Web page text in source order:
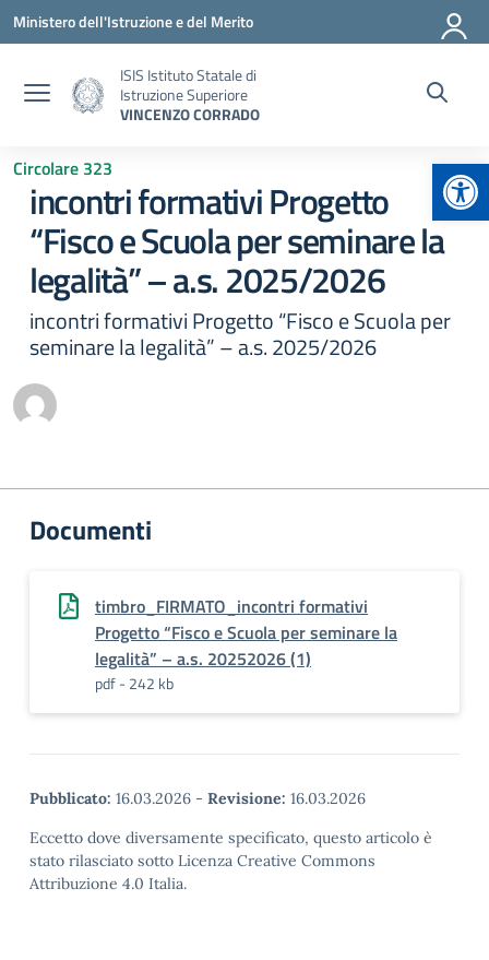
Vai ai contenuti
Vai al menu di navigazione
Vai al footer
Ministero dell'Istruzione e del Merito
ISIS Istituto Statale di
Istruzione Superiore
VINCENZO CORRADO
Circolare 323
incontri formativi Progetto
“Fisco e Scuola per seminare la
legalità” – a.s. 2025/2026
incontri formativi Progetto “Fisco e Scuola per
seminare la legalità” – a.s. 2025/2026
Documenti
timbro_FIRMATO_incontri formativi
Progetto “Fisco e Scuola per seminare la
legalità” – a.s. 20252026 (1)
pdf - 242 kb
Pubblicato: 16.03.2026 - Revisione: 16.03.2026
Eccetto dove diversamente specificato, questo articolo è
stato rilasciato sotto Licenza Creative Commons
Attribuzione 4.0 Italia.